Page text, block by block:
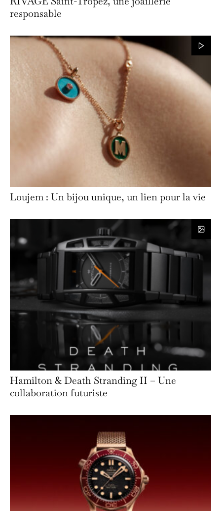
responsable
Loujem : Un bijou unique, un lien pour la vie
Hamilton & Death Stranding II – Une
collaboration futuriste